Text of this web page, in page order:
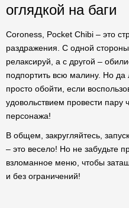
оглядкой на баги
Coroness, Pocket Chibi – это
раздражения. С одной
релаксируй, а с другой –
подпортить всю малину. Но
просто обойти, если
удовольствием провести пару
персонажа!
В общем, закругляйтесь,
– это весело! Но не забудьте
взломанное меню, чтобы
и без ограничений!